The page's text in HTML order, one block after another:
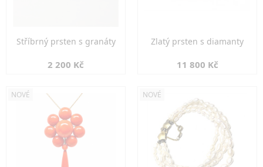
Stříbrný prsten s granáty
2 200 Kč
Zlatý prsten s diamanty
11 800 Kč
NOVÉ NOVÉ